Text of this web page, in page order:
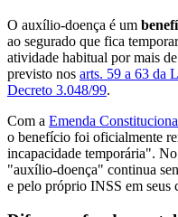
O auxílio-doença é um
ao segurado que fica
atividade habitual por mais
previsto nos arts. 59 a 63 da
Decreto 3.048/99.
Com a Emenda
o benefício foi oficialmente
incapacidade temporária".
"auxílio-doença" continua
e pelo próprio INSS em seus